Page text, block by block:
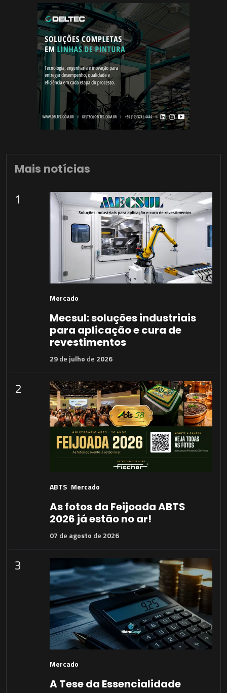
Mais notícias
1
Mercado
Mecsul: soluções industriais
para aplicação e cura de
revestimentos
29de julho de 2026
2
ABTS Mercado
As fotos da Feijoada ABTS
2026 já estão no ar!
07 de agosto de 2026
3
Mercado
A Tese da Essencialidade